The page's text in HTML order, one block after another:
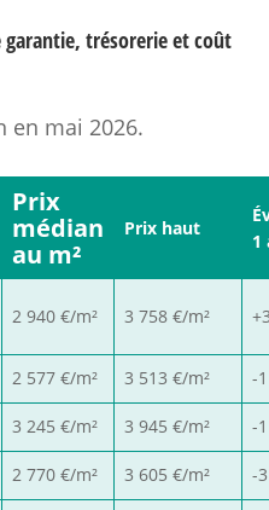
garantie, trésorerie et coût
en mai 2026.
Prix
médian
au m²
Prix haut
1
2 940 €/m² 3 758 €/m²
2 577 €/m² 3 513 €/m² -
3 245 €/m² 3 945 €/m² -
2 770 €/m² 3 605 €/m² -